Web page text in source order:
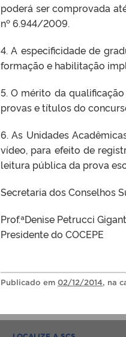
poderá ser comprovada
nº 6.944/2009.
4. A especificidade de
formação e habilitação
5. O mérito da
provas e títulos do
6. As Unidades
vídeo, para efeito de
leitura pública da prova
Secretaria dos Conselhos
Prof.ªDenise Petrucci
Presidente do COCEPE
Publicado em 02/12/2014, na